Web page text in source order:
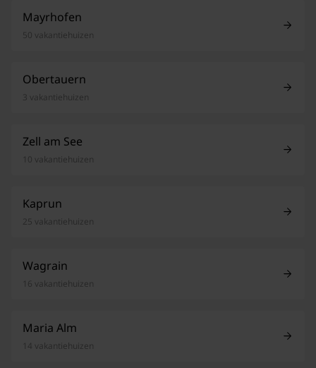
Mayrhofen
50 vakantiehuizen
Obertauern
3 vakantiehuizen
Zell am See
10 vakantiehuizen
Kaprun
25 vakantiehuizen
Wagrain
16 vakantiehuizen
Maria Alm
14 vakantiehuizen